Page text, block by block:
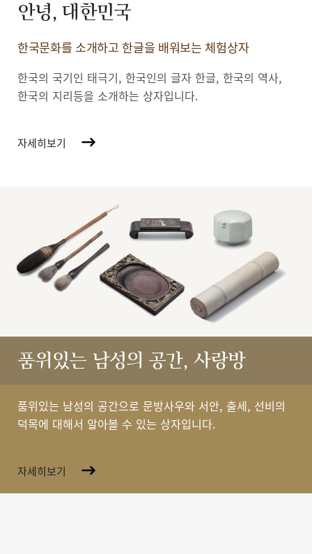
안녕, 대한민국
한국문화를 소개하고 한글을 배워보는 체험상자
한국의 국기인 태극기, 한국인의 글자 한글, 한국의 역사,
한국의 지리등을 소개하는 상자입니다.
자세히보기
품위있는 남성의 공간, 사랑방
품위있는 남성의 공간으로 문방사우와 서안, 출세, 선비의
덕목에 대해서 알아볼 수 있는 상자입니다.
자세히보기